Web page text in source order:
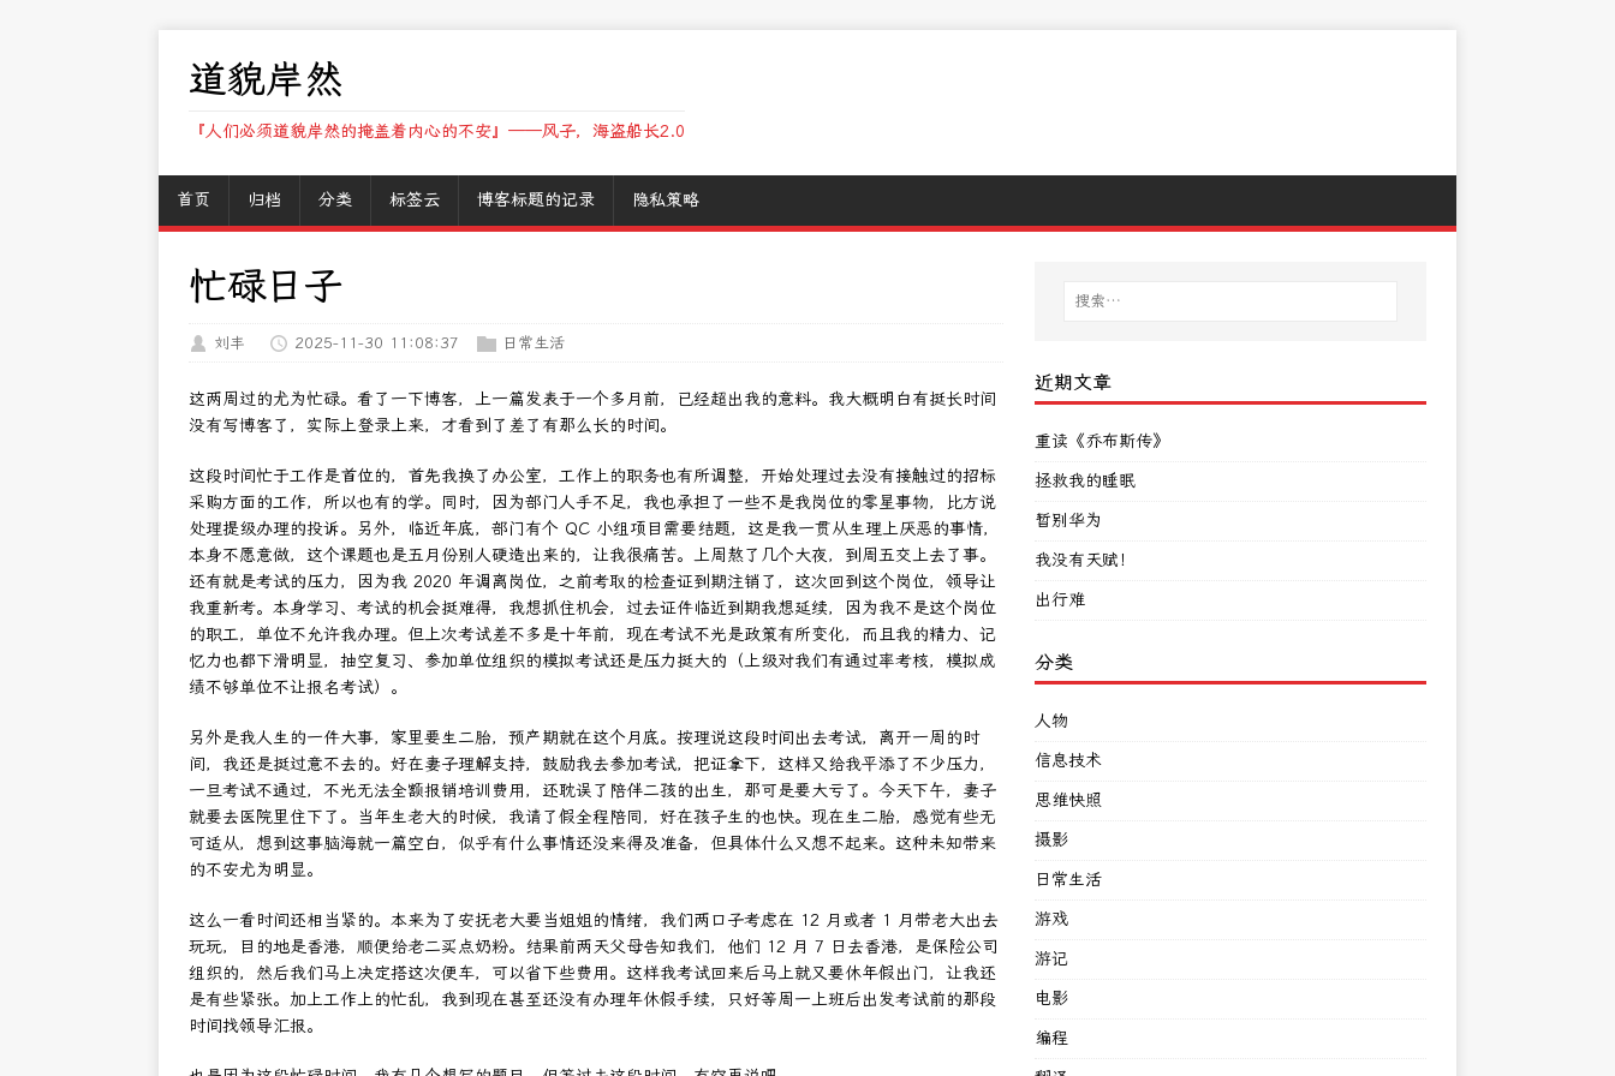
道貌岸然
『人们必须道貌岸然的掩盖着内心的不安』——风子，海盗船长2.0
首页 归档 分类 标签云 博客标题的记录 隐私策略
忙碌日子
刘丰 2025-11-30 11:08:37 日常生活
这两周过的尤为忙碌。看了一下博客，上一篇发表于一个多月前，已经超出我的意料。我大概明白有挺长时间
没有写博客了，实际上登录上来，才看到了差了有那么长的时间。
这段时间忙于工作是首位的，首先我换了办公室，工作上的职务也有所调整，开始处理过去没有接触过的招标
采购方面的工作，所以也有的学。同时，因为部门人手不足，我也承担了一些不是我岗位的零星事物，比方说
处理提级办理的投诉。另外，临近年底，部门有个 QC 小组项目需要结题，这是我一贯从生理上厌恶的事情，
本身不愿意做，这个课题也是五月份别人硬造出来的，让我很痛苦。上周熬了几个大夜，到周五交上去了事。
还有就是考试的压力，因为我 2020 年调离岗位，之前考取的检查证到期注销了，这次回到这个岗位，领导让
我重新考。本身学习、考试的机会挺难得，我想抓住机会，过去证件临近到期我想延续，因为我不是这个岗位
的职工，单位不允许我办理。但上次考试差不多是十年前，现在考试不光是政策有所变化，而且我的精力、记
忆力也都下滑明显，抽空复习、参加单位组织的模拟考试还是压力挺大的（上级对我们有通过率考核，模拟成
绩不够单位不让报名考试）。
另外是我人生的一件大事，家里要生二胎，预产期就在这个月底。按理说这段时间出去考试，离开一周的时
间，我还是挺过意不去的。好在妻子理解支持，鼓励我去参加考试，把证拿下，这样又给我平添了不少压力，
一旦考试不通过，不光无法全额报销培训费用，还耽误了陪伴二孩的出生，那可是要大亏了。今天下午，妻子
就要去医院里住下了。当年生老大的时候，我请了假全程陪同，好在孩子生的也快。现在生二胎，感觉有些无
可适从，想到这事脑海就一篇空白，似乎有什么事情还没来得及准备，但具体什么又想不起来。这种未知带来
的不安尤为明显。
这么一看时间还相当紧的。本来为了安抚老大要当姐姐的情绪，我们两口子考虑在 12 月或者 1 月带老大出去
玩玩，目的地是香港，顺便给老二买点奶粉。结果前两天父母告知我们，他们 12 月 7 日去香港，是保险公司
组织的，然后我们马上决定搭这次便车，可以省下些费用。这样我考试回来后马上就又要休年假出门，让我还
是有些紧张。加上工作上的忙乱，我到现在甚至还没有办理年休假手续，只好等周一上班后出发考试前的那段
时间找领导汇报。
近期文章
重读《乔布斯传》
拯救我的睡眠
暂别华为
我没有天赋！
出行难
分类
人物
信息技术
思维快照
摄影
日常生活
游戏
游记
电影
编程